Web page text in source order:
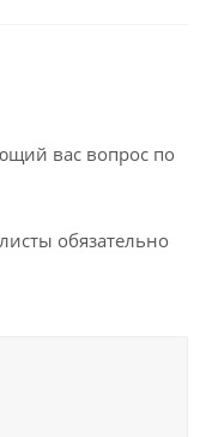
вас вопрос по
обязательно